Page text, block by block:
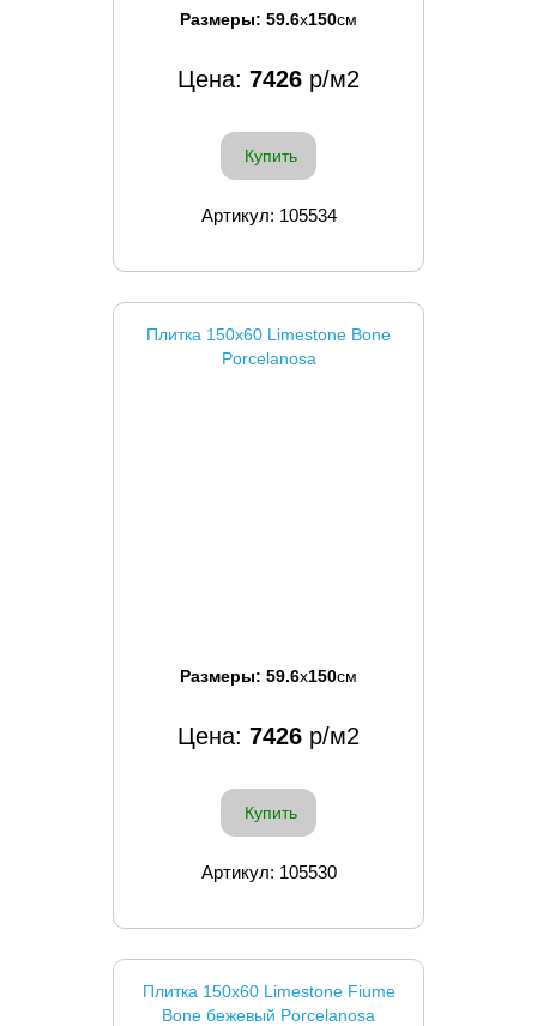
Размеры: 59.6x150см
Цена: 7426 р/м2
Купить
Артикул: 105534
Плитка 150x60 Limestone Bone
Porcelanosa
Размеры: 59.6x150см
Цена: 7426 р/м2
Купить
Артикул: 105530
Плитка 150x60 Limestone Fiume
Bone бежевый Porcelanosa